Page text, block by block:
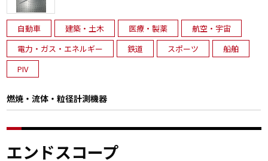
自動車 建築・土木 医療・製薬
航空・宇宙
電力・ガス・エネルギー
鉄道 スポーツ
船舶
PIV
燃焼・流体・粒径計測機器
エンドスコープ